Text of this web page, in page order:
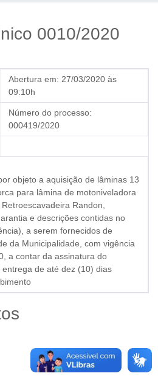
0010/2020
Abertura em: 27/03/2020 às
09:10h
Número do processo:
000419/2020
objeto a aquisição de lâminas 13
para lâmina de motoniveladora
Randon,
e descrições contidas no
a serem fornecidos de
da Municipalidade, com vigência
a contar da assinatura do
de até dez (10) dias